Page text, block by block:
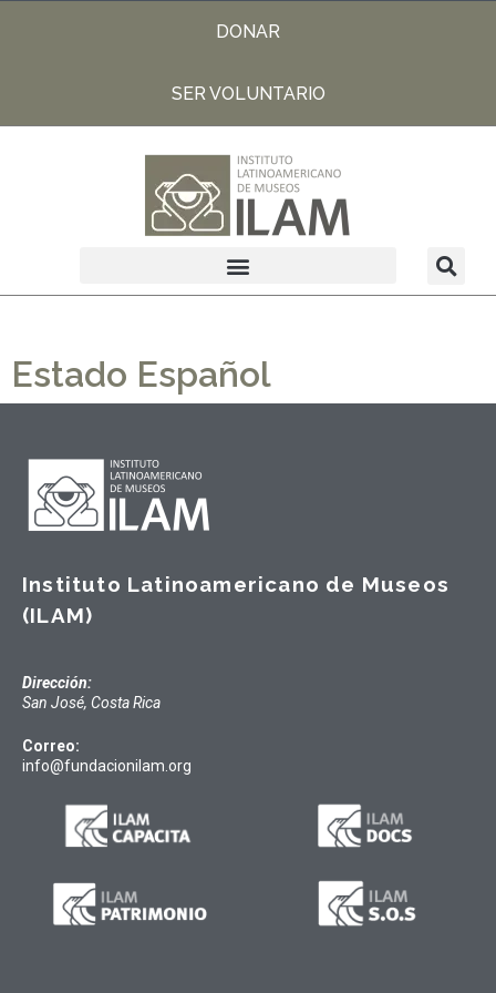
DONAR
SER VOLUNTARIO
Estado Español
Instituto Latinoamericano de Museos
(ILAM)
Dirección:
San José, Costa Rica
Correo:
info@fundacionilam.org